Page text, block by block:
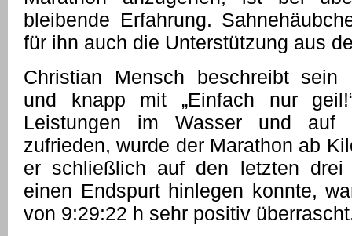
bleibende Erfahrung.
für ihn auch die Unterstützung aus
Christian Mensch beschreibt sein
und knapp mit „Einfach nur
Leistungen im Wasser und
zufrieden, wurde der Marathon ab
er schließlich auf den letzten drei
einen Endspurt hinlegen konnte,
von 9:29:22 h sehr positiv